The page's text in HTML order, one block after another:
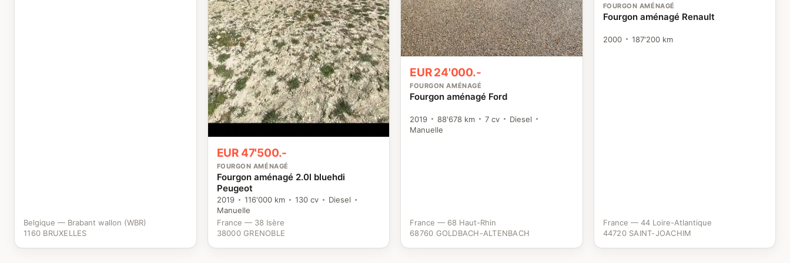
Belgique — Brabant wallon (WBR)
1160 BRUXELLES
EUR 47'500.-
FOURGON AMÉNAGÉ
Fourgon aménagé 2.0l bluehdi
Peugeot
2019 116'000 km 130 cv
Diesel
Manuelle
France — 38 Isère
38000 GRENOBLE
EUR 24'000.-
FOURGON AMÉNAGÉ
Fourgon aménagé Ford
2019 88'678 km 7 cv
Diesel
Manuelle
France — 68 Haut-Rhin
68760 GOLDBACH-ALTENBACH
FOURGON AMÉNAGÉ
Fourgon aménagé Renault
2000 187'200 km
France — 44 Loire-Atlantique
44720 SAINT-JOACHIM